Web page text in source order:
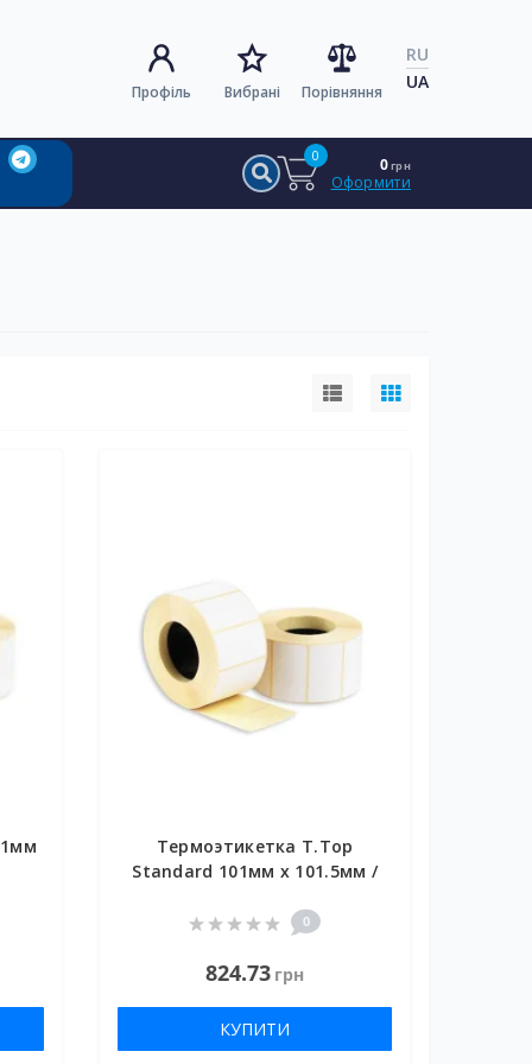
Профіль Вибрані Порівняння
RU
UA
0 0грн
Оформити
Термоэтикетка T.Top
Standard 101мм х 101.5мм /
0
824.73 грн
КУПИТИ